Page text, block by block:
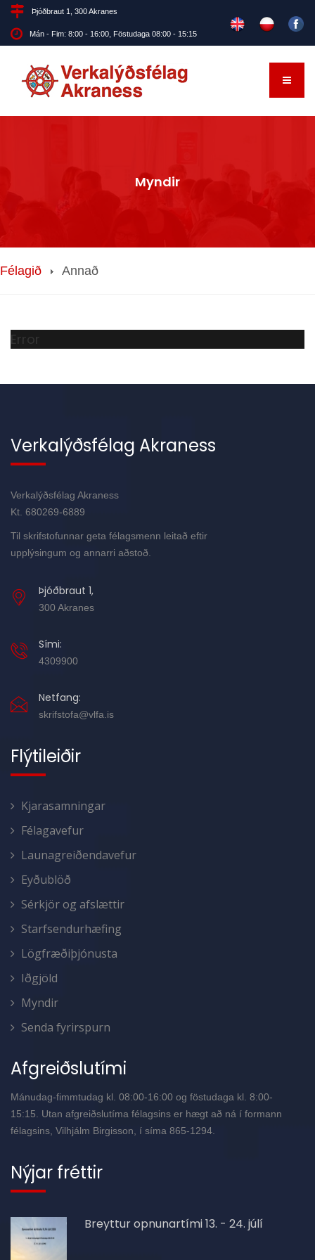
Þjóðbraut 1, 300 Akranes
Mán - Fim: 8:00 - 16:00, Föstudaga 08:00 - 15:15
Myndir
Félagið Annað
Error
Verkalýðsfélag Akraness
Verkalýðsfélag Akraness
Kt. 680269-6889
Til skrifstofunnar geta félagsmenn leitað eftir
upplýsingum og annarri aðstoð.
Þjóðbraut 1,
300 Akranes
Sími:
4309900
Netfang:
skrifstofa@vlfa.is
Flýtileiðir
Kjarasamningar
Félagavefur
Launagreiðendavefur
Eyðublöð
Sérkjör og afslættir
Starfsendurhæfing
Lögfræðiþjónusta
Iðgjöld
Myndir
Senda fyrirspurn
Afgreiðslutími
Mánudag-fimmtudag kl. 08:00-16:00 og föstudaga kl. 8:00-
15:15. Utan afgreiðslutíma félagsins er hægt að ná í formann
félagsins, Vilhjálm Birgisson, í síma 865-1294.
Nýjar fréttir
Breyttur opnunartími 13. - 24. júlí